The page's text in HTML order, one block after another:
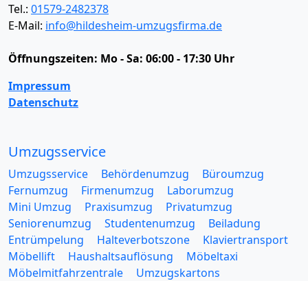
Tel.: 01579-2482378
E-Mail: info@hildesheim-umzugsfirma.de
Öffnungszeiten: Mo - Sa: 06:00 - 17:30 Uhr
Impressum
Datenschutz
Umzugsservice
Umzugsservice Behördenumzug
Büroumzug
Fernumzug
Firmenumzug
Laborumzug
Mini Umzug
Praxisumzug
Privatumzug
Seniorenumzug
Studentenumzug
Beiladung
Entrümpelung
Halteverbotszone
Klaviertransport
Möbellift
Haushaltsauflösung
Möbeltaxi
Möbelmitfahrzentrale
Umzugskartons